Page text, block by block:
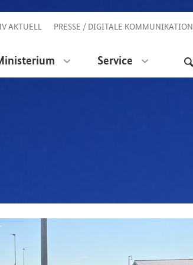
AKTUELL PRESSE / DIGITALE KOMMUNIKATION
Service